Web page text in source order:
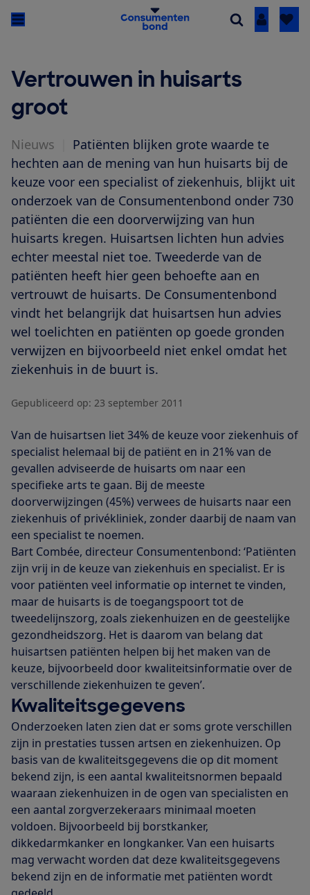
Inloggen
Vertrouwen in huisarts
groot
Nieuws
Patiënten blijken grote waarde te
hechten aan de mening van hun huisarts bij de
keuze voor een specialist of ziekenhuis, blijkt uit
onderzoek van de Consumentenbond onder 730
patiënten die een doorverwijzing van hun
huisarts kregen. Huisartsen lichten hun advies
echter meestal niet toe. Tweederde van de
patiënten heeft hier geen behoefte aan en
vertrouwt de huisarts. De Consumentenbond
vindt het belangrijk dat huisartsen hun advies
wel toelichten en patiënten op goede gronden
verwijzen en bijvoorbeeld niet enkel omdat het
ziekenhuis in de buurt is.
Gepubliceerd op: 23 september 2011
Van de huisartsen liet 34% de keuze voor ziekenhuis of
specialist helemaal bij de patiënt en in 21% van de
gevallen adviseerde de huisarts om naar een
specifieke arts te gaan. Bij de meeste
doorverwijzingen (45%) verwees de huisarts naar een
ziekenhuis of privékliniek, zonder daarbij de naam van
een specialist te noemen.
Bart Combée, directeur Consumentenbond: ‘Patiënten
zijn vrij in de keuze van ziekenhuis en specialist. Er is
voor patiënten veel informatie op internet te vinden,
maar de huisarts is de toegangspoort tot de
tweedelijnszorg, zoals ziekenhuizen en de geestelijke
gezondheidszorg. Het is daarom van belang dat
huisartsen patiënten helpen bij het maken van de
keuze, bijvoorbeeld door kwaliteitsinformatie over de
verschillende ziekenhuizen te geven’.
Kwaliteitsgegevens
Onderzoeken laten zien dat er soms grote verschillen
zijn in prestaties tussen artsen en ziekenhuizen. Op
basis van de kwaliteitsgegevens die op dit moment
bekend zijn, is een aantal kwaliteitsnormen bepaald
waaraan ziekenhuizen in de ogen van specialisten en
een aantal zorgverzekeraars minimaal moeten
voldoen. Bijvoorbeeld bij borstkanker,
dikkedarmkanker en longkanker. Van een huisarts
mag verwacht worden dat deze kwaliteitsgegevens
bekend zijn en de informatie met patiënten wordt